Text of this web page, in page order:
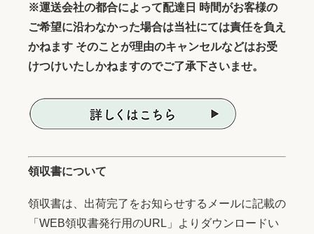
※運送会社の都合によって配達日 時間がお客様の
ご希望に沿わなかった場合は当社にては責任を負え
かねます そのことが理由のキャンセルなどはお受
けつけいたしかねますのでご了承下さいませ。
領収書について
領収書は、出荷完了をお知らせするメールに記載の
「WEB領収書発行用のURL」よりダウンロードい